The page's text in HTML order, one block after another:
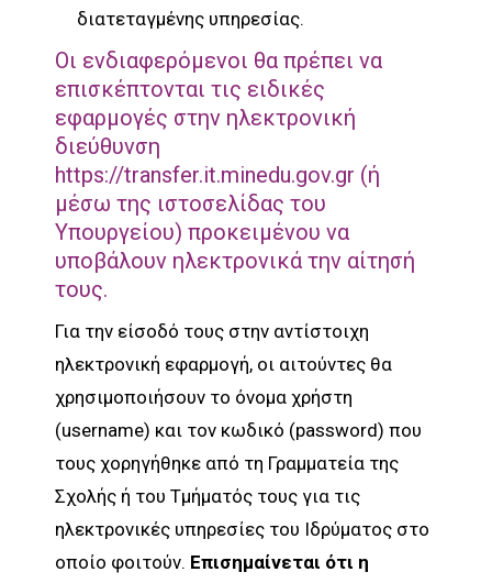
διατεταγμένης υπηρεσίας.
Οι ενδιαφερόμενοι θα πρέπει να
επισκέπτονται τις ειδικές
εφαρμογές στην ηλεκτρονική
διεύθυνση
https://transfer.it.minedu.gov.gr (ή
μέσω της ιστοσελίδας του
Υπουργείου) προκειμένου να
υποβάλουν ηλεκτρονικά την αίτησή
τους.
Για την είσοδό τους στην αντίστοιχη
ηλεκτρονική εφαρμογή, οι αιτούντες θα
χρησιμοποιήσουν το όνομα χρήστη
(username) και τον κωδικό (password) που
τους χορηγήθηκε από τη Γραμματεία της
Σχολής ή του Τμήματός τους για τις
ηλεκτρονικές υπηρεσίες του Ιδρύματος στο
οποίο φοιτούν. Επισημαίνεται ότι η